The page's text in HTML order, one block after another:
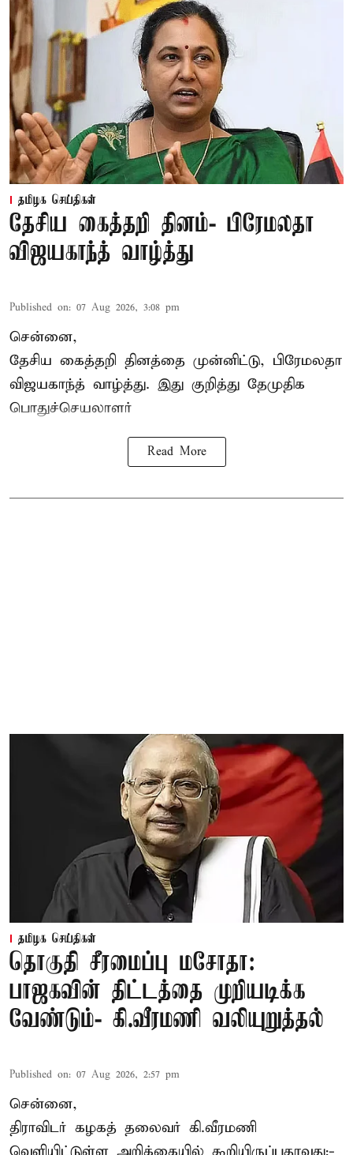
தமிழக செய்திகள்
தேசிய கைத்தறி தினம்- பிரேமலதா
விஜயகாந்த் வாழ்த்து
Published on: 07 Aug 2026, 3:08 pm
சென்னை,
தேசிய கைத்தறி தினத்தை முன்னிட்டு, பிரேமலதா
விஜயகாந்த் வாழ்த்து. இது குறித்து தேமுதிக
பொதுச்செயலாளர்
Read More
தமிழக செய்திகள்
தொகுதி சீரமைப்பு மசோதா:
பாஜகவின் திட்டத்தை முறியடிக்க
வேண்டும்- கி.வீரமணி வலியுறுத்தல்
Published on: 07 Aug 2026, 2:57 pm
சென்னை,
திராவிடர் கழகத் தலைவர் கி.வீரமணி
வெளியிட்டுள்ள அறிக்கையில் கூறியிருப்பதாவது:-